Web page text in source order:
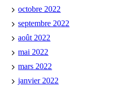
octobre 2022
septembre 2022
août 2022
mai 2022
mars 2022
janvier 2022